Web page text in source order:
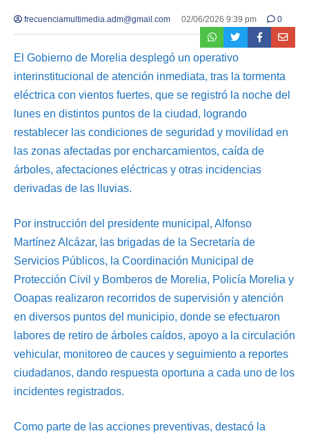
frecuenciamultimedia.adm@gmail.com 02/06/2026 9:39 pm 0
El Gobierno de Morelia desplegó un operativo
interinstitucional de atención inmediata, tras la tormenta
eléctrica con vientos fuertes, que se registró la noche del
lunes en distintos puntos de la ciudad, logrando
restablecer las condiciones de seguridad y movilidad en
las zonas afectadas por encharcamientos, caída de
árboles, afectaciones eléctricas y otras incidencias
derivadas de las lluvias.
Por instrucción del presidente municipal, Alfonso
Martínez Alcázar, las brigadas de la Secretaría de
Servicios Públicos, la Coordinación Municipal de
Protección Civil y Bomberos de Morelia, Policía Morelia y
Ooapas realizaron recorridos de supervisión y atención
en diversos puntos del municipio, donde se efectuaron
labores de retiro de árboles caídos, apoyo a la circulación
vehicular, monitoreo de cauces y seguimiento a reportes
ciudadanos, dando respuesta oportuna a cada uno de los
incidentes registrados.
Como parte de las acciones preventivas, destacó la